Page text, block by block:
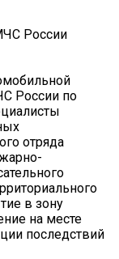
России
России по
отряда
в зону
на месте
последствий